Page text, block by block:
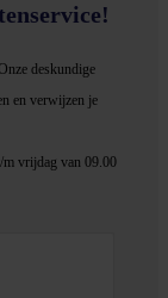
deskundige
en verwijzen je
m vrijdag van 09.00